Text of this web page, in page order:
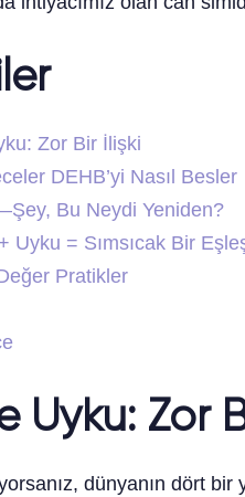
Zor Bir İlişki
DEHB’yi Nasıl Besler
Bu Neydi Yeniden?
Uyku = Sımsıcak Bir
Pratikler
Uyku: Zor
dünyanın dört